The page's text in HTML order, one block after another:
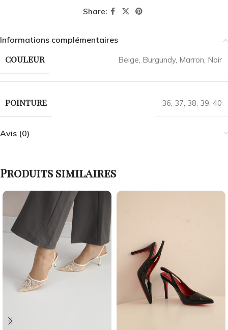
Share:
Informations complémentaires
COULEUR Beige, Burgundy, Marron, Noir
POINTURE 36, 37, 38, 39, 40
Avis (0)
Produits similaires